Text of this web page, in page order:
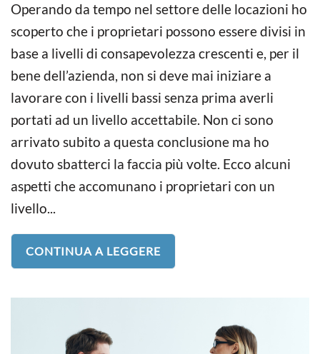
Operando da tempo nel settore delle locazioni ho
scoperto che i proprietari possono essere divisi in
base a livelli di consapevolezza crescenti e, per il
bene dell’azienda, non si deve mai iniziare a
lavorare con i livelli bassi senza prima averli
portati ad un livello accettabile. Non ci sono
arrivato subito a questa conclusione ma ho
dovuto sbatterci la faccia più volte. Ecco alcuni
aspetti che accomunano i proprietari con un
livello...
CONTINUA A LEGGERE